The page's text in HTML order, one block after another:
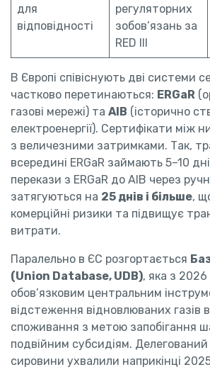
для
відповідності
регуляторних
зобов’язань за
RED III
В Європі співіснують дві системи
частково перетинаються: ERGaR
газові мережі) та AIB (історично
електроенергії). Сертифікати між
з величезними затримками. Так,
всередині ERGaR займають 5–10
перекази з ERGaR до AIB через
затягуються на 25 днів і більше,
комерційні ризики та підвищує
витрати.
Паралельно в ЄС розгортається
(Union Database, UDB), яка з 2026
обов’язковим центральним
відстеження відновлюваних газів
споживання з метою запобігання
подвійним субсидіям.
сировини ухвалили наприкінці